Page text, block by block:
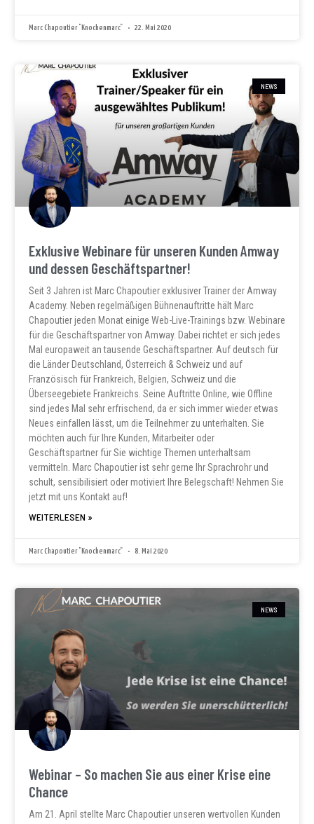
Marc Chapoutier "Knochenmarc" 22. Mai 2020
NEWS
Exklusive Webinare für unseren Kunden Amway
und dessen Geschäftspartner!
Seit 3 Jahren ist Marc Chapoutier exklusiver Trainer der Amway
Academy. Neben regelmäßigen Bühnenauftritte hält Marc
Chapoutier jeden Monat einige Web-Live-Trainings bzw. Webinare
für die Geschäftspartner von Amway. Dabei richtet er sich jedes
Mal europaweit an tausende Geschäftspartner. Auf deutsch für
die Länder Deutschland, Österreich & Schweiz und auf
Französisch für Frankreich, Belgien, Schweiz und die
Überseegebiete Frankreichs. Seine Auftritte Online, wie Offline
sind jedes Mal sehr erfrischend, da er sich immer wieder etwas
Neues einfallen lässt, um die Teilnehmer zu unterhalten. Sie
möchten auch für Ihre Kunden, Mitarbeiter oder
Geschäftspartner für Sie wichtige Themen unterhaltsam
vermitteln. Marc Chapoutier ist sehr gerne Ihr Sprachrohr und
schult, sensibilisiert oder motiviert Ihre Belegschaft! Nehmen Sie
jetzt mit uns Kontakt auf!
WEITERLESEN »
Marc Chapoutier "Knochenmarc" 8. Mai 2020
NEWS
Webinar – So machen Sie aus einer Krise eine
Chance
Am 21. April stellte Marc Chapoutier unseren wertvollen Kunden